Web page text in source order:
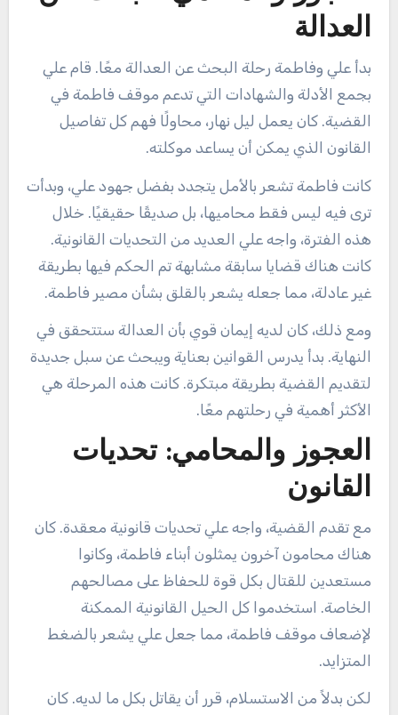
العدالة
بدأ علي وفاطمة رحلة البحث عن العدالة معًا. قام علي
بجمع الأدلة والشهادات التي تدعم موقف فاطمة في
القضية. كان يعمل ليل نهار، محاولًا فهم كل تفاصيل
القانون الذي يمكن أن يساعد موكلته.
كانت فاطمة تشعر بالأمل يتجدد بفضل جهود علي، وبدأت
ترى فيه ليس فقط محاميها، بل صديقًا حقيقيًا. خلال
هذه الفترة، واجه علي العديد من التحديات القانونية.
كانت هناك قضايا سابقة مشابهة تم الحكم فيها بطريقة
غير عادلة، مما جعله يشعر بالقلق بشأن مصير فاطمة.
ومع ذلك، كان لديه إيمان قوي بأن العدالة ستتحقق في
النهاية. بدأ يدرس القوانين بعناية ويبحث عن سبل جديدة
لتقديم القضية بطريقة مبتكرة. كانت هذه المرحلة هي
الأكثر أهمية في رحلتهم معًا.
العجوز والمحامي: تحديات
القانون
مع تقدم القضية، واجه علي تحديات قانونية معقدة. كان
هناك محامون آخرون يمثلون أبناء فاطمة، وكانوا
مستعدين للقتال بكل قوة للحفاظ على مصالحهم
الخاصة. استخدموا كل الحيل القانونية الممكنة
لإضعاف موقف فاطمة، مما جعل علي يشعر بالضغط
المتزايد.
لكن بدلاً من الاستسلام، قرر أن يقاتل بكل ما لديه. كان